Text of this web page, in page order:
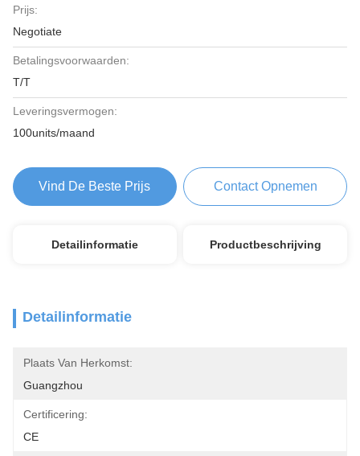
Prijs:
Negotiate
Betalingsvoorwaarden:
T/T
Leveringsvermogen:
100units/maand
Vind De Beste Prijs Contact Opnemen
Detailinformatie Productbeschrijving
Detailinformatie
Plaats Van Herkomst:
Guangzhou
Certificering:
CE